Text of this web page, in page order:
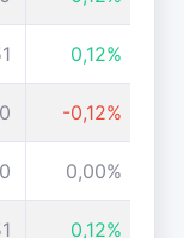
0,12%
-0,12%
0,00%
0,12%